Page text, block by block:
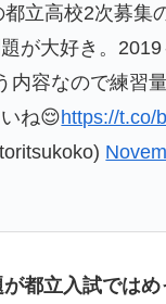
立高校2次募集
が大好き。
内容なので練習
ね😌https://t.co/
が都立入試ではめ